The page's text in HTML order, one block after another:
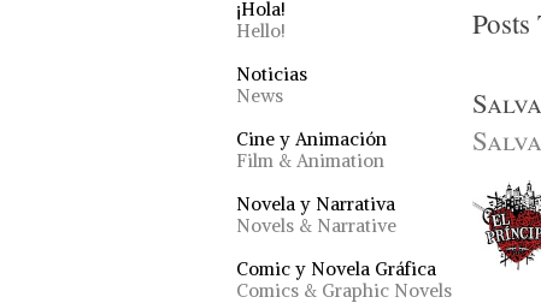
¡Hola!
Hello!
Noticias
News
Cine y Animación
Film & Animation
Novela y Narrativa
Novels & Narrative
Comic y Novela Gráfica
Comics & Graphic Novels
Posts